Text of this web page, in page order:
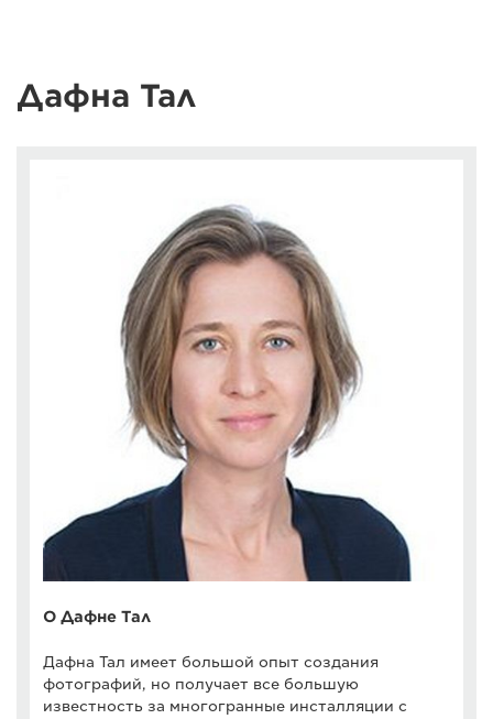
Дафна Тал
О Дафне Тал
Дафна Тал имеет большой опыт создания
фотографий, но получает все большую
известность за многогранные инсталляции с